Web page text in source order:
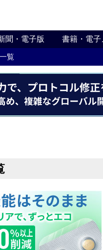
聞・電子版 書籍・電子
覧